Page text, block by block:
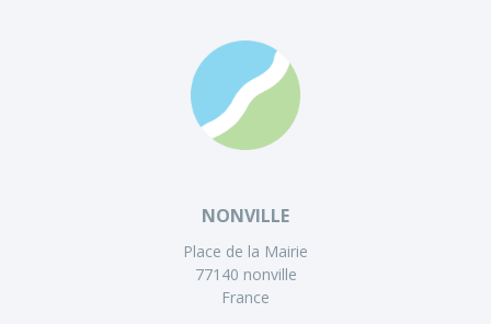
NONVILLE
Place de la Mairie
77140 nonville
France